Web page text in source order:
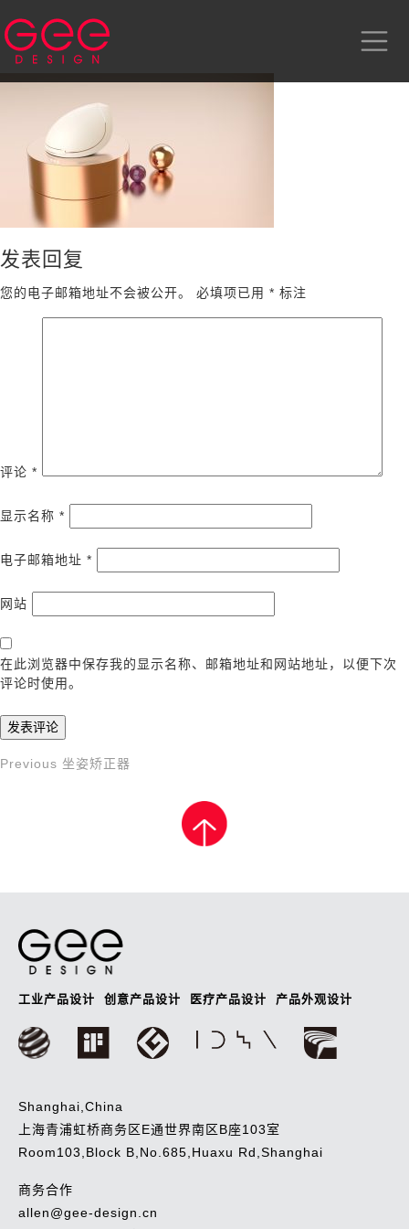
发表回复
您的电子邮箱地址不会被公开。 必填项已用 * 标注
评论 *
显示名称 *
电子邮箱地址 *
网站
在此浏览器中保存我的显示名称、邮箱地址和网站地址，以便下次
评论时使用。
文
Previous
Previous 坐姿矫正器
工业产品设计 创意产品设计 医疗产品设计 产品外观设计
Shanghai,China
上海青浦虹桥商务区E通世界南区B座103室
Room103,Block B,No.685,Huaxu Rd,Shanghai
商务合作
allen@gee-design.cn